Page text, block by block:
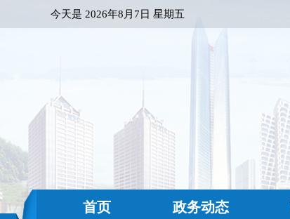
今天是 2026年8月7日 星期五
首页 政务动态